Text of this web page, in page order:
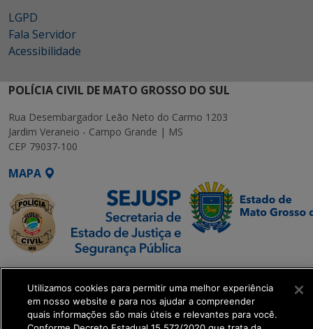
LGPD
Fala Servidor
Acessibilidade
POLÍCIA CIVIL DE MATO GROSSO DO SUL
Rua Desembargador Leão Neto do Carmo 1203
Jardim Veraneio - Campo Grande | MS
CEP 79037-100
MAPA
SETDIG | Secretaria-
Executiva de
Transformação Digital
Utilizamos cookies para permitir uma melhor experiência
em nosso website e para nos ajudar a compreender
quais informações são mais úteis e relevantes para você.